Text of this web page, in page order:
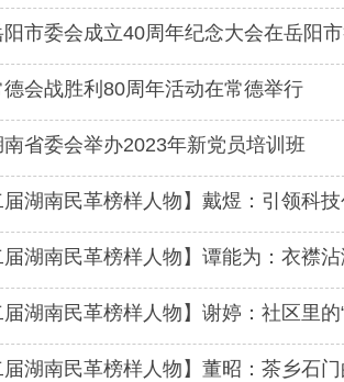
阳市委会成立40周年纪念大会在岳阳
会战胜利80周年活动在常德举行
南省委会举办2023年新党员培训班
届湖南民革榜样人物】戴煜：引领科
届湖南民革榜样人物】谭能为：衣襟
届湖南民革榜样人物】谢婷：社区里的
届湖南民革榜样人物】董昭：茶乡石